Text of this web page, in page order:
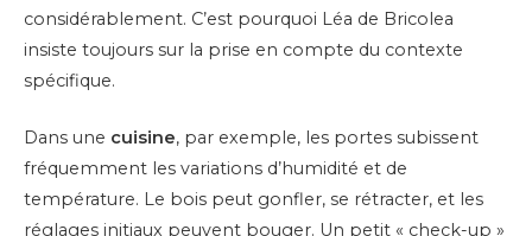
considérablement. C’est pourquoi Léa de Bricolea
insiste toujours sur la prise en compte du contexte
spécifique.
Dans une cuisine, par exemple, les portes subissent
fréquemment les variations d’humidité et de
température. Le bois peut gonfler, se rétracter, et les
réglages initiaux peuvent bouger. Un petit « check-up »